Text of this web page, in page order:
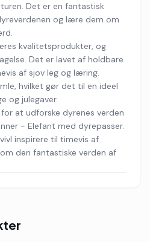
Det er en fantastisk
og lære dem om
kvalitetsprodukter, og
Det er lavet af holdbare
af sjov leg og læring.
hvilket gør det til en ideel
og julegaver.
at udforske dyrenes verden
- Elefant med dyrepasser.
inspirere til timevis af
den fantastiske verden af